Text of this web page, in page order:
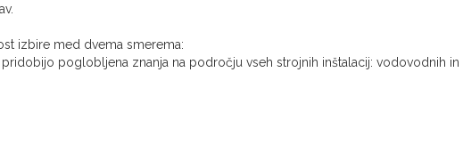
izbire med dvema smerema:
pridobijo poglobljena znanja na področju vseh strojnih inštalacij: vodovodnih in